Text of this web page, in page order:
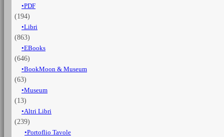
nella
tragedia
dell'Italia
vol.
quantità
PDF
(194)
Libri
(863)
EBooks
(646)
BookMoon & Museum
(63)
Museum
(13)
Altri Libri
(239)
Portoflio Tavole